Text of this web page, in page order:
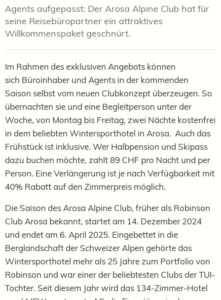
Agents aufgepasst: Der Arosa Alpine Club hat für
seine Reisebüropartner ein attraktives
Willkommenspaket geschnürt.
Im Rahmen des exklusiven Angebots können
sich Büroinhaber und Agents in der kommenden
Saison selbst vom neuen Clubkonzept überzeugen. So
übernachten sie und eine Begleitperson unter der
Woche, von Montag bis Freitag, zwei Nächte kostenfrei
in dem beliebten Wintersporthotel in Arosa. Auch das
Frühstück ist inklusive. Wer Halbpension und Skipass
dazu buchen möchte, zahlt 89 CHF pro Nacht und per
Person. Eine Verlängerung ist je nach Verfügbarkeit mit
40% Rabatt auf den Zimmerpreis möglich.
Die Saison des Arosa Alpine Club, früher als Robinson
Club Arosa bekannt, startet am 14. Dezember 2024
und endet am 6. April 2025. Eingebettet in die
Berglandschaft der Schweizer Alpen gehörte das
Wintersporthotel mehr als 25 Jahre zum Portfolio von
Robinson und war einer der beliebtesten Clubs der TUI-
Tochter. Seit diesem Jahr wird das 134-Zimmer-Hotel